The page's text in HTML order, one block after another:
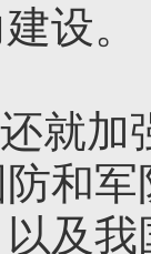
设。
就加
和
及